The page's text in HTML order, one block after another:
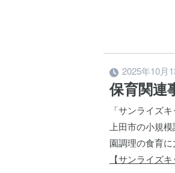
2025年10月
保育関連
「サンライズ
上田市の小規
園調理の食育に
【サンライズ